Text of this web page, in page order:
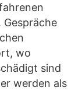
wo
sind
werden als